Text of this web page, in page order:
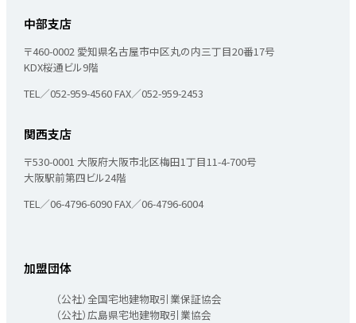
中部支店
〒460-0002 愛知県名古屋市中区丸の内三丁目20番17号
KDX桜通ビル9階
TEL／052-959-4560FAX／052-959-2453
関西支店
〒530-0001 大阪府大阪市北区梅田1丁目11-4-700号
大阪駅前第四ビル24階
TEL／06-4796-6090FAX／06-4796-6004
加盟団体
（公社）全国宅地建物取引業保証協会
（公社）広島県宅地建物取引業協会